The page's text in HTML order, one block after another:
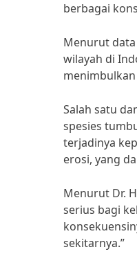
berbagai
Menurut
wilayah di
Salah satu
spesies
terjadinya
erosi, yang
Menurut Dr.
serius bagi
sekitarnya.”